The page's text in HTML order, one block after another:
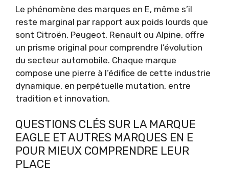
Le phénomène des marques en E, même s’il
reste marginal par rapport aux poids lourds que
sont Citroën, Peugeot, Renault ou Alpine, offre
un prisme original pour comprendre l’évolution
du secteur automobile. Chaque marque
compose une pierre à l’édifice de cette industrie
dynamique, en perpétuelle mutation, entre
tradition et innovation.
QUESTIONS CLÉS SUR LA MARQUE
EAGLE ET AUTRES MARQUES EN E
POUR MIEUX COMPRENDRE LEUR
PLACE